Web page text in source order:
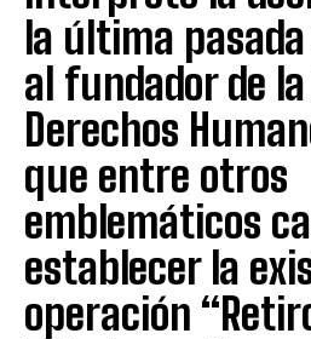
la última
al fundador de
Derechos
que entre otros
emblemáticos
establecer la
operación